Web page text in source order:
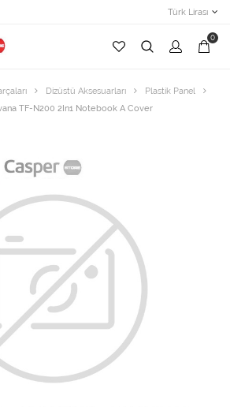
Türk Lirası
0
Dizüstü Aksesuarları
Plastik Panel
TF-N200 2In1 Notebook A Cover